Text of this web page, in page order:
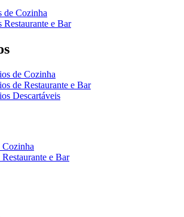
de Cozinha
Restaurante e Bar
de Cozinha
de Restaurante e Bar
Descartáveis
Cozinha
e Bar